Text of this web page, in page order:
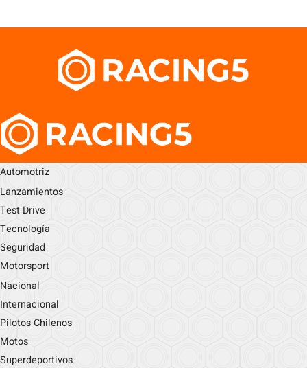
Automotriz
Lanzamientos
Test Drive
Tecnología
Seguridad
Motorsport
Nacional
Internacional
Pilotos Chilenos
Motos
Superdeportivos